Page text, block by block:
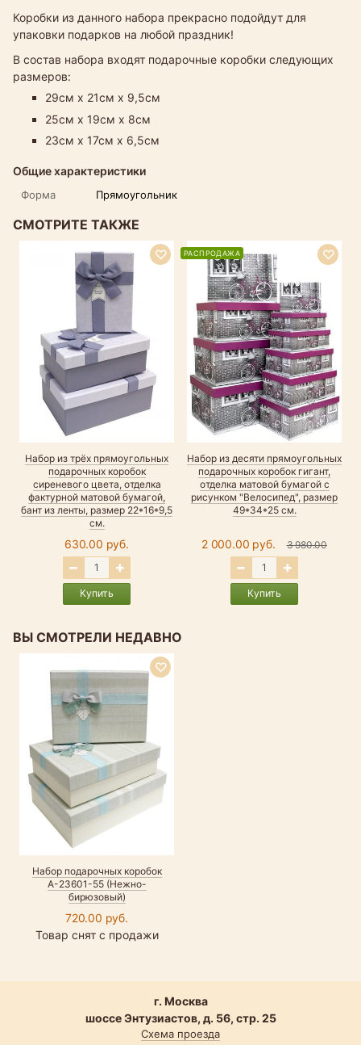
Коробки из данного набора прекрасно подойдут для
упаковки подарков на любой праздник!
В состав набора входят подарочные коробки следующих
размеров:
29см х 21см х 9,5см
25см х 19см х 8см
23см х 17см х 6,5см
Общие характеристики
Форма Прямоугольник
СМОТРИТЕ ТАКЖЕ
Набор из трёх прямоугольных
подарочных коробок
сиреневого цвета, отделка
фактурной матовой бумагой,
бант из ленты, размер 22*16*9,5
см.
630.00 руб.
Купить
Набор из десяти прямоугольных
подарочных коробок гигант,
отделка матовой бумагой с
рисунком "Велосипед", размер
49*34*25 см.
2 000.00 руб. 3 980.00
Купить
РАСПРОДАЖА
ВЫ СМОТРЕЛИ НЕДАВНО
Набор подарочных коробок
А-23601-55 (Нежно-
бирюзовый)
720.00 руб.
Товар снят с продажи
г. Москва
шоссе Энтузиастов, д. 56, стр. 25
Схема проезда